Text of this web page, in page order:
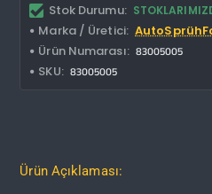
Stok Durumu:
Marka / Üretici:
Ürün Numarası: 83005005
SKU: 83005005
Ürün Açıklaması: